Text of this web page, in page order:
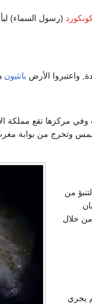
(رسول السماء)
واعتبروا الأرض بانثيون
مركزها تقع مملكة
وتخرج من بوابة
من
خلال
يجري